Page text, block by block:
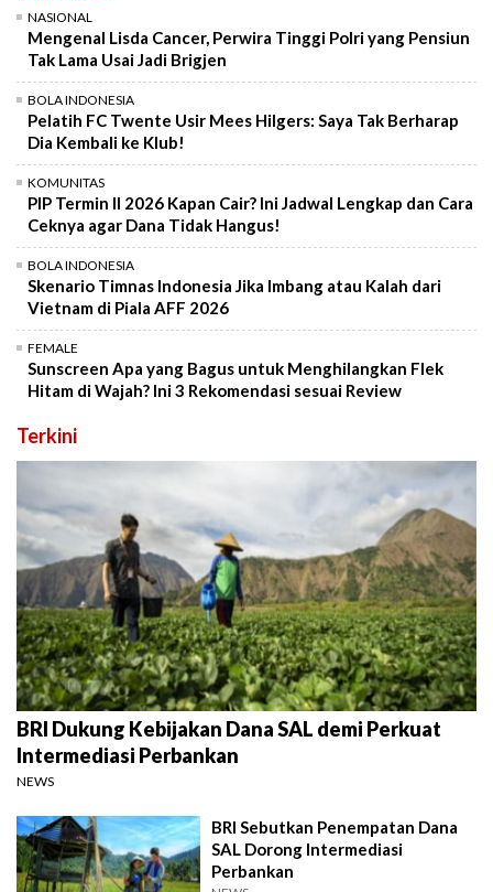
NASIONAL
Mengenal Lisda Cancer, Perwira Tinggi Polri yang Pensiun
Tak Lama Usai Jadi Brigjen
BOLA INDONESIA
Pelatih FC Twente Usir Mees Hilgers: Saya Tak Berharap
Dia Kembali ke Klub!
KOMUNITAS
PIP Termin II 2026 Kapan Cair? Ini Jadwal Lengkap dan Cara
Ceknya agar Dana Tidak Hangus!
BOLA INDONESIA
Skenario Timnas Indonesia Jika Imbang atau Kalah dari
Vietnam di Piala AFF 2026
FEMALE
Sunscreen Apa yang Bagus untuk Menghilangkan Flek
Hitam di Wajah? Ini 3 Rekomendasi sesuai Review
Terkini
BRI Dukung Kebijakan Dana SAL demi Perkuat
Intermediasi Perbankan
NEWS
BRI Sebutkan Penempatan Dana
SAL Dorong Intermediasi
Perbankan